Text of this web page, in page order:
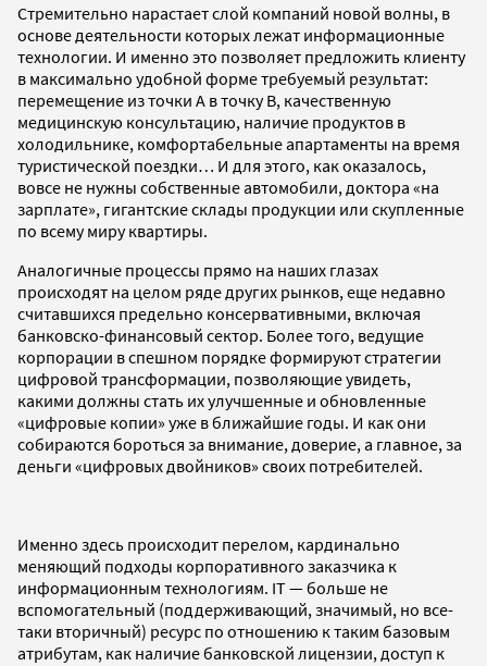
Стремительно нарастает слой компаний новой волны, в
основе деятельности которых лежат информационные
технологии. И именно это позволяет предложить клиенту
в максимально удобной форме требуемый результат:
перемещение из точки А в точку B, качественную
медицинскую консультацию, наличие продуктов в
холодильнике, комфортабельные апартаменты на время
туристической поездки… И для этого, как оказалось,
вовсе не нужны собственные автомобили, доктора «на
зарплате», гигантские склады продукции или скупленные
по всему миру квартиры.
Аналогичные процессы прямо на наших глазах
происходят на целом ряде других рынков, еще недавно
считавшихся предельно консервативными, включая
банковско-финансовый сектор. Более того, ведущие
корпорации в спешном порядке формируют стратегии
цифровой трансформации, позволяющие увидеть,
какими должны стать их улучшенные и обновленные
«цифровые копии» уже в ближайшие годы. И как они
собираются бороться за внимание, доверие, а главное, за
деньги «цифровых двойников» своих потребителей.
Именно здесь происходит перелом, кардинально
меняющий подходы корпоративного заказчика к
информационным технологиям. IT — больше не
вспомогательный (поддерживающий, значимый, но все-
таки вторичный) ресурс по отношению к таким базовым
атрибутам, как наличие банковской лицензии, доступ к